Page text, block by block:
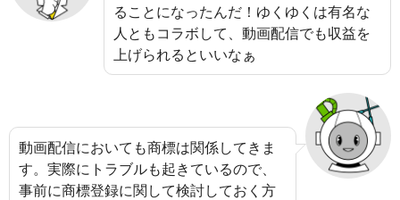
ることになったんだ！ゆくゆくは有名な
人ともコラボして、動画配信でも収益を
上げられるといいなぁ
動画配信においても商標は関係してきま
す。実際にトラブルも起きているので、
事前に商標登録に関して検討しておく方